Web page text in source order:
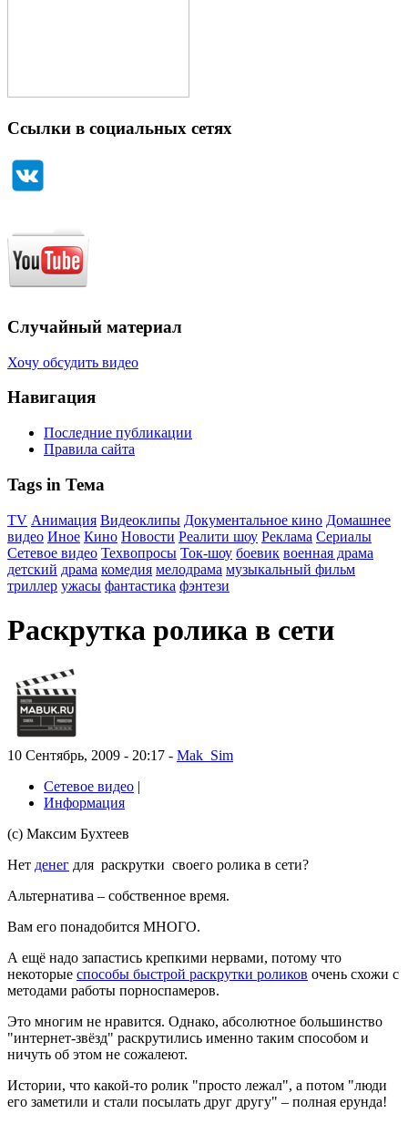
Ссылки в социальных сетях
Случайный материал
Хочу обсудить видео
Навигация
Последние публикации
Правила сайта
Tags in Тема
TV Анимация Видеоклипы Документальное кино Домашнее
видео Иное Кино Новости Реалити шоу Реклама Сериалы
Сетевое видео Техвопросы Ток-шоу боевик военная драма
детский драма комедия мелодрама музыкальный фильм
триллер ужасы фантастика фэнтези
Раскрутка ролика в сети
10 Сентябрь, 2009 - 20:17 - Mak_Sim
Сетевое видео |
Информация
(с) Максим Бухтеев
Нет денег для раскрутки своего ролика в сети?
Альтернатива – собственное время.
Вам его понадобится МНОГО.
А ещё надо запастись крепкими нервами, потому что
некоторые способы быстрой раскрутки роликов очень схожи с
методами работы порноспамеров.
Это многим не нравится. Однако, абсолютное большинство
"интернет-звёзд" раскрутились именно таким способом и
ничуть об этом не сожалеют.
Истории, что какой-то ролик "просто лежал", а потом "люди
его заметили и стали посылать друг другу" – полная ерунда!